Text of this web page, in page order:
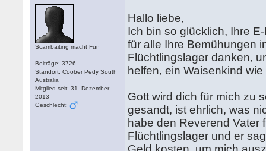
Scambaiting macht Fun
Beiträge: 3726
Standort: Coober Pedy South
Australia
Mitglied seit: 31. Dezember
2013
Geschlecht:
Hallo liebe,
Ich bin so glücklich, Ihre
für alle Ihre Bemühungen
Flüchtlingslager danken,
helfen, ein Waisenkind wie
Gott wird dich für mich zu
gesandt, ist ehrlich, was
habe den Reverend Vater
Flüchtlingslager und er